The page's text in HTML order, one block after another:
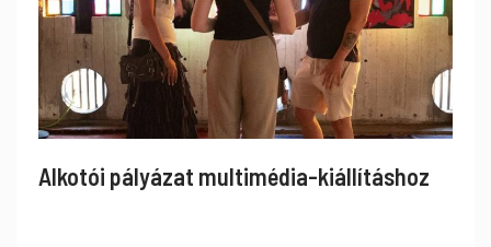
Alkotói pályázat multimédia-kiállításhoz